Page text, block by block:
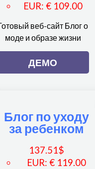
EUR: € 109.00
веб-сайт Блог о
моде и образе жизни
ДЕМО
Блог по уходу
за ребенком
137.51$
EUR:€ 119.00